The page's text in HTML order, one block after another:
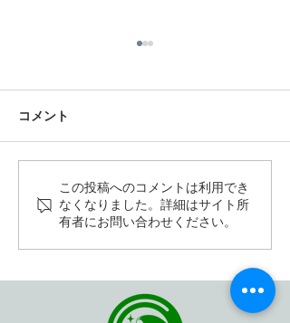
7月のSOURCEワークショ
ップ
コメント
この投稿へのコメントは利用でき
なくなりました。詳細はサイト所
有者にお問い合わせください。